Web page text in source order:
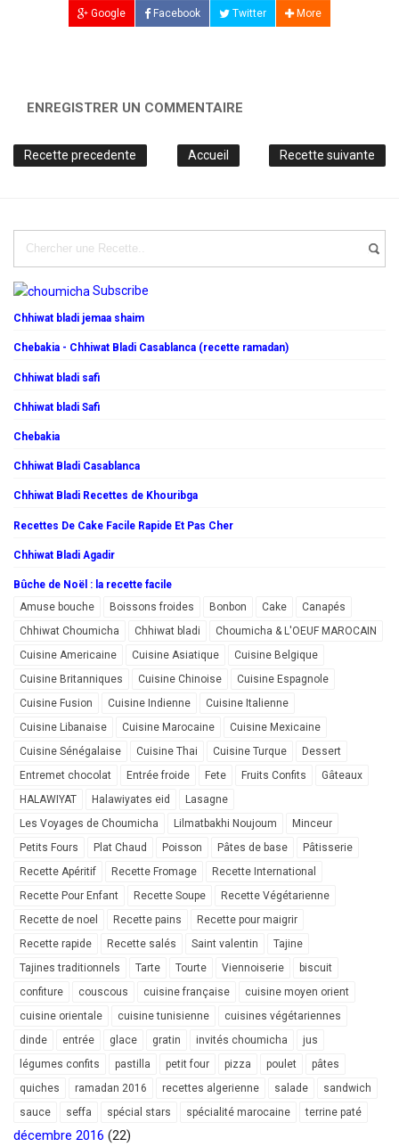
Google Facebook Twitter More
ENREGISTRER UN COMMENTAIRE
Recette precedente Recette suivante
Accueil
Subscribe
Chhiwat bladi jemaa shaim
Chebakia - Chhiwat Bladi Casablanca (recette ramadan)
Chhiwat bladi safi
Chhiwat bladi Safi
Chebakia
Chhiwat Bladi Casablanca
Chhiwat Bladi Recettes de Khouribga
Recettes De Cake Facile Rapide Et Pas Cher
Chhiwat Bladi Agadir
Bûche de Noël : la recette facile
Amuse bouche
Boissons froides Bonbon Cake
Canapés
Chhiwat Choumicha
Chhiwat bladi
Choumicha & L'OEUF MAROCAIN
Cuisine Americaine
Cuisine Asiatique
Cuisine Belgique
Cuisine Britanniques
Cuisine Chinoise
Cuisine Espagnole
Cuisine Fusion
Cuisine Indienne
Cuisine Italienne
Cuisine Libanaise
Cuisine Marocaine
Cuisine Mexicaine
Cuisine Sénégalaise
Cuisine Thai Cuisine Turque
Dessert
Entremet chocolat
Entrée froide Fete Fruits Confits
Gâteaux
HALAWIYAT
Halawiyates eid
Lasagne
Les Voyages de Choumicha
Lilmatbakhi Noujoum
Minceur
Petits Fours
Plat Chaud Poisson Pâtes de base
Pâtisserie
Recette Apéritif
Recette Fromage
Recette International
Recette Pour Enfant
Recette Soupe
Recette Végétarienne
Recette de noel
Recette pains
Recette pour maigrir
Recette rapide
Recette salés Saint valentin
Tajine
Tajines traditionnels
Tarte Tourte Viennoiserie
biscuit
confiture
couscous cuisine française
cuisine moyen orient
cuisine orientale
cuisine tunisienne
cuisines végétariennes
dinde
entrée glace gratin invités choumicha
jus
légumes confits
pastilla petit four pizza poulet
pâtes
quiches
ramadan 2016 recettes algerienne salade
sandwich
sauce
seffa spécial stars spécialité marocaine terrine paté
décembre 2016 (22)